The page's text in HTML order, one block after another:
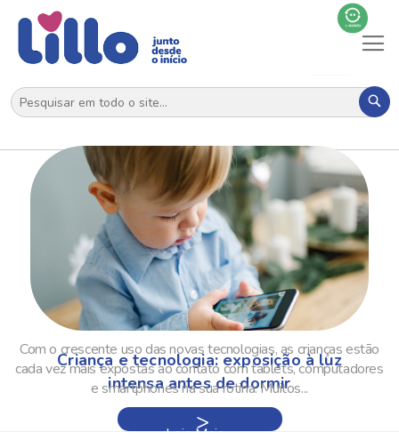
Criança e tecnologia: exposição à luz
intensa antes de dormir
Com o crescente uso das novas tecnologias, as crianças estão
cada vez mais expostas ao contato com tablets, computadores
e smartphones na sua rotina. Muitos...
Leia Mais »